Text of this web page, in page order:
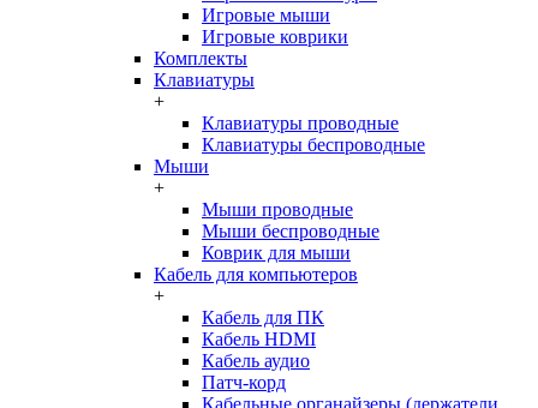
Игровые мыши
Игровые коврики
Комплекты
Клавиатуры
+
Клавиатуры проводные
Клавиатуры беспроводные
Мыши
+
Мыши проводные
Мыши беспроводные
Коврик для мыши
Кабель для компьютеров
+
Кабель для ПК
Кабель HDMI
Кабель аудио
Патч-корд
Кабельные органайзеры (держатели